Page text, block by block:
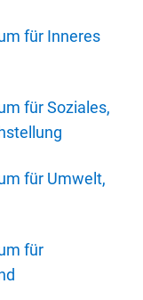
für Inneres
für Soziales,
für Umwelt,
für